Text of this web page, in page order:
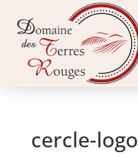
cercle-logo